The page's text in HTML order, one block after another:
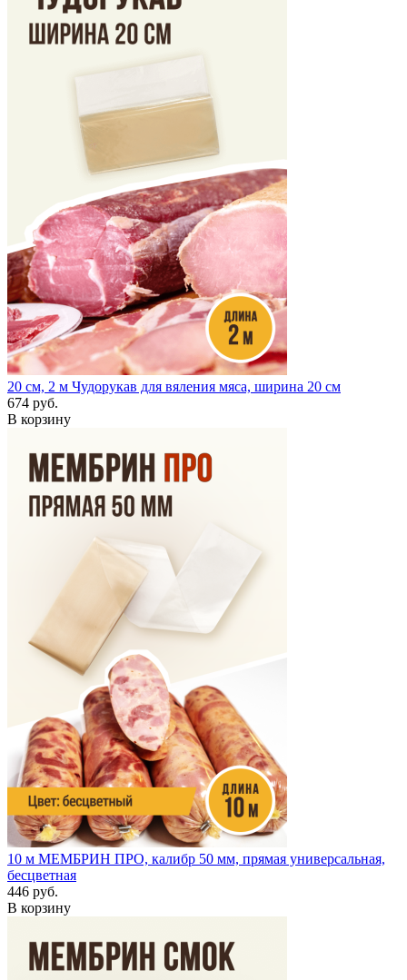
20 см, 2 м Чудорукав для вяления мяса, ширина 20 см
674 руб.
В корзину
10 м МЕМБРИН ПРО, калибр 50 мм, прямая универсальная,
бесцветная
446 руб.
В корзину